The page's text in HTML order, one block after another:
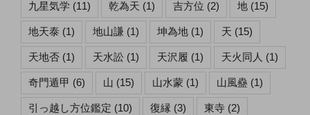
九星気学 (11) 乾為天 (1) 吉方位 (2) 地 (15)
地天泰 (1) 地山謙 (1) 坤為地 (1) 天 (15)
天地否 (1) 天水訟 (1) 天沢履 (1) 天火同人 (1)
奇門遁甲 (6) 山 (15) 山水蒙 (1) 山風蠱 (1)
引っ越し方位鑑定 (10) 復縁 (3) 東寺 (2)